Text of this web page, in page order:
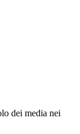
dei media nei